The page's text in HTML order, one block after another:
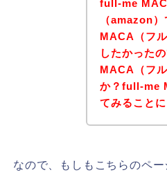
full-me
（amazon
MACA（フ
したかった
MACA（フ
か？full-me
てみることに
なので、もしもこちらのペ